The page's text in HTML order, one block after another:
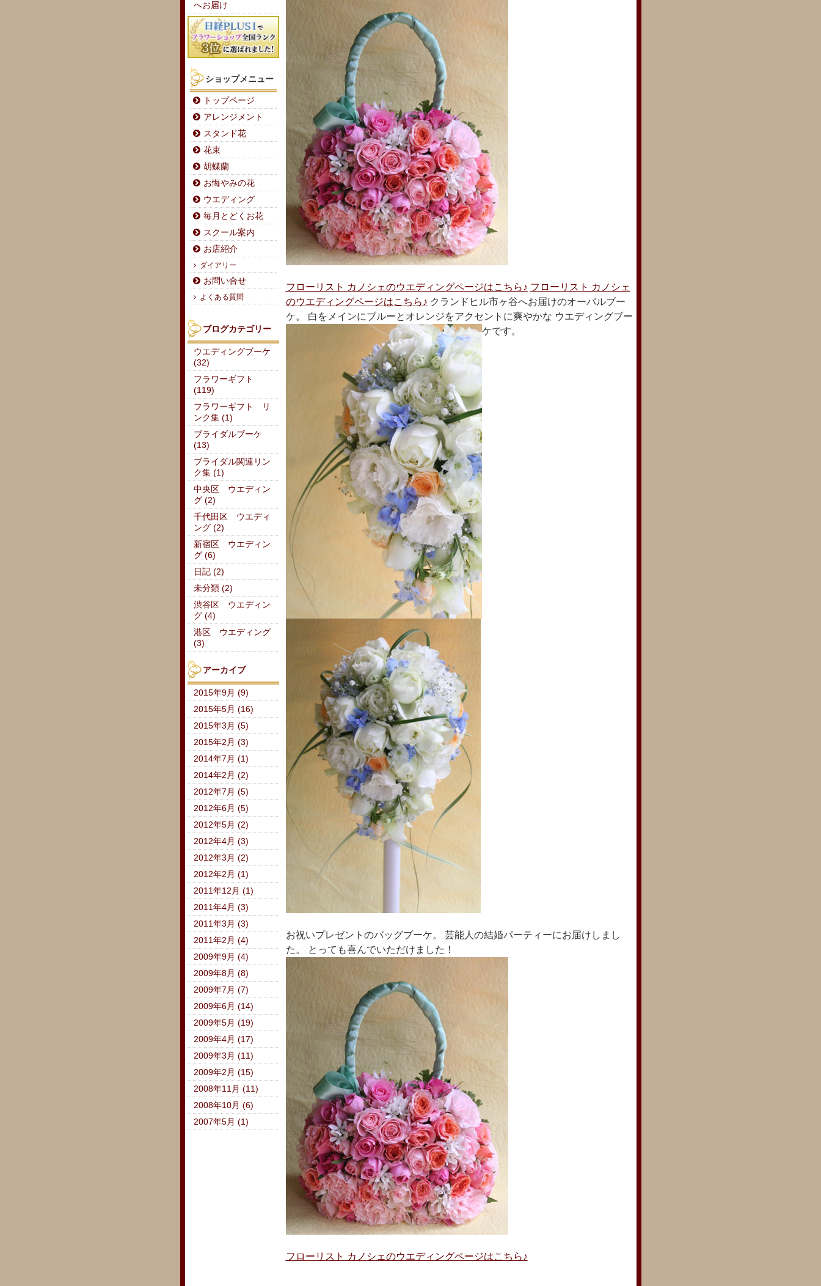
フローリスト カノシェのウエディングページはこちら♪ フローリスト カノシェ
のウエディングページはこちら♪ クランドヒル市ヶ谷へお届けのオーバルブー
ケ。 白をメインにブルーとオレンジをアクセントに爽やかな ウエディングブー
ケです。
お祝いプレゼントのバッグブーケ。 芸能人の結婚パーティーにお届けしまし
た。 とっても喜んでいただけました！
フローリスト カノシェのウエディングページはこちら♪
へお届け
ショップメニュー
トップページ
アレンジメント
スタンド花
花束
胡蝶蘭
お悔やみの花
ウエディング
毎月とどくお花
スクール案内
お店紹介
ダイアリー
お問い合せ
よくある質問
ブログカテゴリー
ウエディングブーケ
(32)
フラワーギフト
(119)
フラワーギフト リ
ンク集 (1)
ブライダルブーケ
(13)
ブライダル関連リン
ク集 (1)
中央区 ウエディン
グ (2)
千代田区 ウエディ
ング (2)
新宿区 ウエディン
グ (6)
日記 (2)
未分類 (2)
渋谷区 ウエディン
グ (4)
港区 ウエディング
(3)
アーカイブ
2015年9月 (9)
2015年5月 (16)
2015年3月 (5)
2015年2月 (3)
2014年7月 (1)
2014年2月 (2)
2012年7月 (5)
2012年6月 (5)
2012年5月 (2)
2012年4月 (3)
2012年3月 (2)
2012年2月 (1)
2011年12月 (1)
2011年4月 (3)
2011年3月 (3)
2011年2月 (4)
2009年9月 (4)
2009年8月 (8)
2009年7月 (7)
2009年6月 (14)
2009年5月 (19)
2009年4月 (17)
2009年3月 (11)
2009年2月 (15)
2008年11月 (11)
2008年10月 (6)
2007年5月 (1)